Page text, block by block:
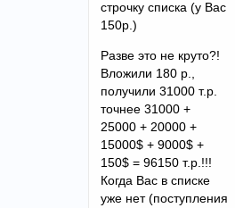
строчку списка (у Вас
150р.)
Разве это не круто?!
Вложили 180 р.,
получили 31000 т.р.
точнее 31000 +
25000 + 20000 +
15000$ + 9000$ +
150$ = 96150 т.р.!!!
Когда Вас в списке
уже нет (поступления